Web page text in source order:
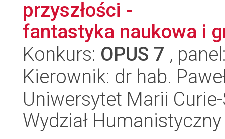
przyszłości -
fantastyka naukowa i
Konkurs: OPUS 7 ,
Kierownik: dr hab.
Uniwersytet Marii
Wydział Humanistyczny